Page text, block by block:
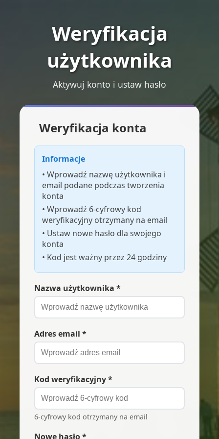
Weryfikacja
użytkownika
Aktywuj konto i ustaw hasło
Weryfikacja konta
Informacje
• Wprowadź nazwę użytkownika i
email podane podczas tworzenia
konta
• Wprowadź 6-cyfrowy kod
weryfikacyjny otrzymany na email
• Ustaw nowe hasło dla swojego
konta
• Kod jest ważny przez 24 godziny
Nazwa użytkownika *
Adres email *
Kod weryfikacyjny *
6-cyfrowy kod otrzymany na email
Nowe hasło *